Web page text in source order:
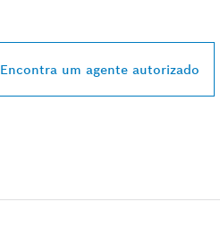
Encontra um agente autorizado